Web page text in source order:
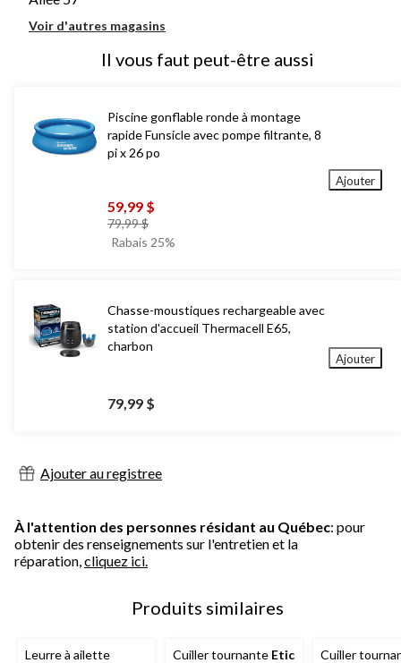
Voir d'autres magasins
Il vous faut peut-être aussi
Piscine gonflable ronde à montage
rapide Funsicle avec pompe filtrante, 8
pi x 26 po
59,99 $
79,99 $prix
était
Rabais 25%
Ajouter
Chasse-moustiques rechargeable avec
station d'accueil Thermacell E65,
charbon
79,99 $
Ajouter
Ajouter au registree
À l'attention des personnes résidant au Québec: pour
obtenir des renseignements sur l'entretien et la
réparation,cliquez ici.
Produits similaires
Leurre à ailette
Cuiller tournante Etic
Cuiller